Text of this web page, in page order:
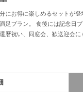
にお得に楽しめるセットが
足プラン。 食後には記念日
暦祝い、同窓会、歓送迎会